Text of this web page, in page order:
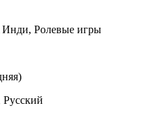
Ролевые игры
Русский